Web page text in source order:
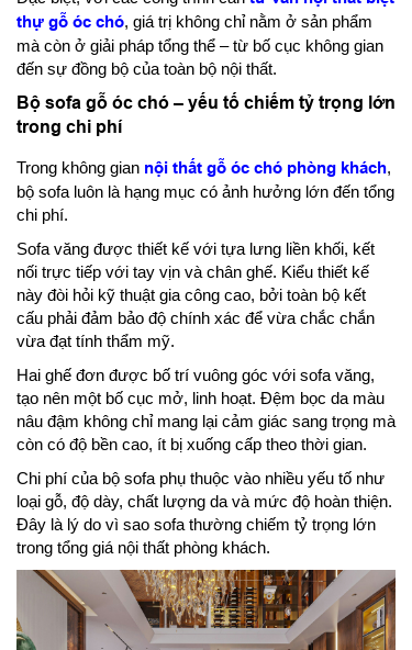
thự gỗ óc chó, giá trị không chỉ nằm ở sản phẩm
mà còn ở giải pháp tổng thể – từ bố cục không gian
đến sự đồng bộ của toàn bộ nội thất.
Bộ sofa gỗ óc chó – yếu tố chiếm tỷ trọng lớn
trong chi phí
Trong không gian nội thất gỗ óc chó phòng khách,
bộ sofa luôn là hạng mục có ảnh hưởng lớn đến tổng
chi phí.
Sofa văng được thiết kế với tựa lưng liền khối, kết
nối trực tiếp với tay vịn và chân ghế. Kiểu thiết kế
này đòi hỏi kỹ thuật gia công cao, bởi toàn bộ kết
cấu phải đảm bảo độ chính xác để vừa chắc chắn
vừa đạt tính thẩm mỹ.
Hai ghế đơn được bố trí vuông góc với sofa văng,
tạo nên một bố cục mở, linh hoạt. Đệm bọc da màu
nâu đậm không chỉ mang lại cảm giác sang trọng mà
còn có độ bền cao, ít bị xuống cấp theo thời gian.
Chi phí của bộ sofa phụ thuộc vào nhiều yếu tố như
loại gỗ, độ dày, chất lượng da và mức độ hoàn thiện.
Đây là lý do vì sao sofa thường chiếm tỷ trọng lớn
trong tổng giá nội thất phòng khách.